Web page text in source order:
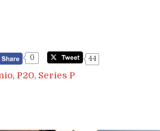
0 44
, P20, Series P